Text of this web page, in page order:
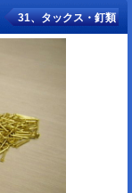
31、タックス・釘類